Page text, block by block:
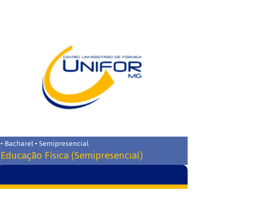
• Bacharel • Semipresencial
Educação Física (Semipresencial)